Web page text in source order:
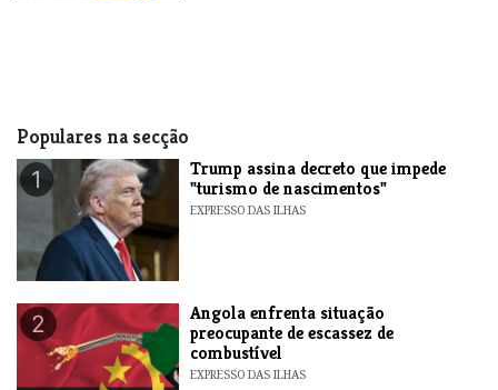
Populares na secção
1
Trump assina decreto que impede
"turismo de nascimentos"
EXPRESSO DAS ILHAS
2
Angola enfrenta situação
preocupante de escassez de
combustível
EXPRESSO DAS ILHAS